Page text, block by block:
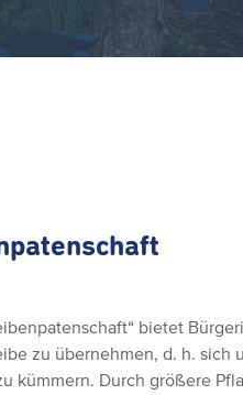
bietet
zu übernehmen, d. h. sich
kümmern. Durch größere